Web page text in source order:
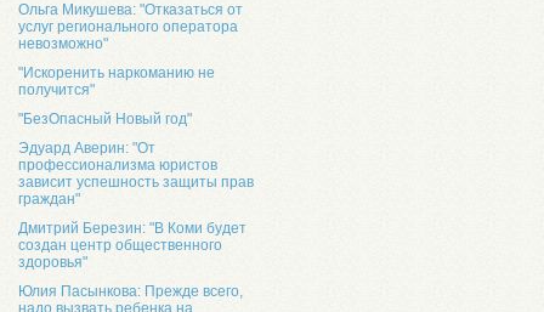
Ольга Микушева: "Отказаться от
услуг регионального оператора
невозможно"
"Искоренить наркоманию не
получится"
"БезОпасный Новый год"
Эдуард Аверин: "От
профессионализма юристов
зависит успешность защиты прав
граждан"
Дмитрий Березин: "В Коми будет
создан центр общественного
здоровья"
Юлия Пасынкова: Прежде всего,
надо вызвать ребенка на